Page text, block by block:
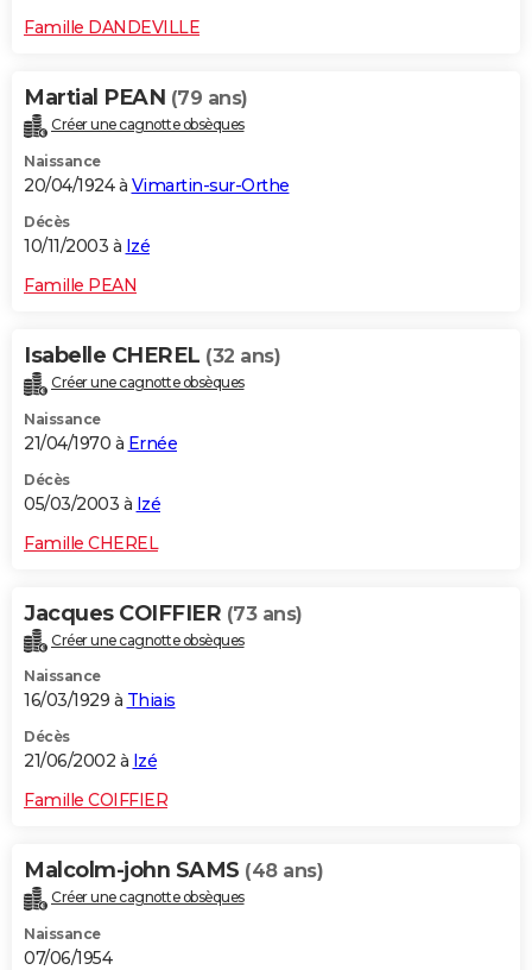
Famille DANDEVILLE
Martial PEAN (79 ans)
Créer une cagnotte obsèques
Naissance
20/04/1924 à Vimartin-sur-Orthe
Décès
10/11/2003 à Izé
Famille PEAN
Isabelle CHEREL (32 ans)
Créer une cagnotte obsèques
Naissance
21/04/1970 à Ernée
Décès
05/03/2003 à Izé
Famille CHEREL
Jacques COIFFIER (73 ans)
Créer une cagnotte obsèques
Naissance
16/03/1929 à Thiais
Décès
21/06/2002 à Izé
Famille COIFFIER
Malcolm-john SAMS (48 ans)
Créer une cagnotte obsèques
Naissance
07/06/1954